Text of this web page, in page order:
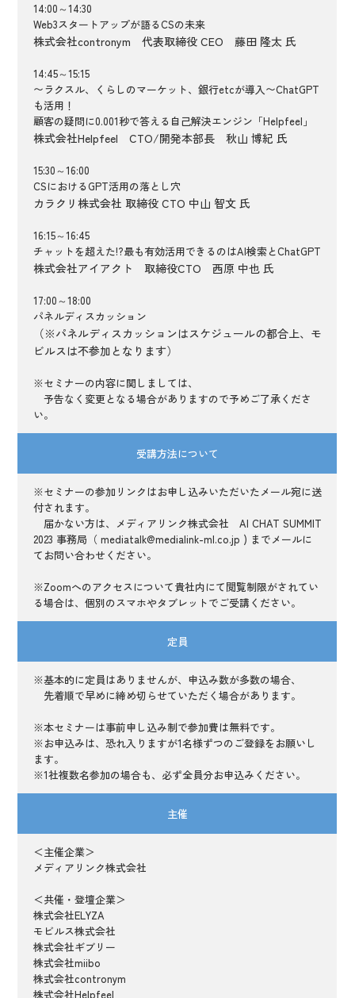
14:00～14:30
Web3スタートアップが語るCSの未来
株式会社contronym 代表取締役 CEO 藤田 隆太 氏
14:45～15:15
〜ラクスル、くらしのマーケット、銀行etcが導入〜ChatGPT
も活用！
顧客の疑問に0.001秒で答える自己解決エンジン「Helpfeel」
株式会社Helpfeel CTO/開発本部長 秋山 博紀 氏
15:30～16:00
CSにおけるGPT活用の落とし穴
カラクリ株式会社 取締役 CTO 中山 智文 氏
16:15～16:45
チャットを超えた!?最も有効活用できるのはAI検索とChatGPT
株式会社アイアクト 取締役CTO 西原 中也 氏
17:00～18:00
パネルディスカッション
（※パネルディスカッションはスケジュールの都合上、モ
ビルスは不参加となります）
※セミナーの内容に関しましては、
予告なく変更となる場合がありますので予めご了承くださ
い。
受講方法について
※セミナーの参加リンクはお申し込みいただいたメール宛に送
付されます。
届かない方は、メディアリンク株式会社 AI CHAT SUMMIT
2023 事務局（ mediatalk@medialink-ml.co.jp ) までメールに
てお問い合わせください。
※Zoomへのアクセスについて貴社内にて閲覧制限がされてい
る場合は、個別のスマホやタブレットでご受講ください。
定員
※基本的に定員はありませんが、申込み数が多数の場合、
先着順で早めに締め切らせていただく場合があります。
※本セミナーは事前申し込み制で参加費は無料です。
※お申込みは、恐れ入りますが1名様ずつのご登録をお願いし
ます。
※1社複数名参加の場合も、必ず全員分お申込みください。
主催
＜主催企業＞
メディアリンク株式会社
＜共催・登壇企業＞
株式会社ELYZA
モビルス株式会社
株式会社ギブリー
株式会社miibo
株式会社contronym
株式会社Helpfeel